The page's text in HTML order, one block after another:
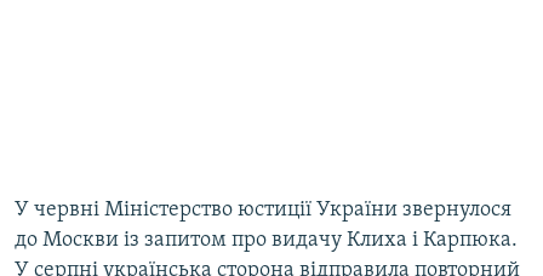
У червні Міністерство юстиції України звернулося
до Москви із запитом про видачу Клиха і Карпюка.
У серпні українська сторона відправила повторний